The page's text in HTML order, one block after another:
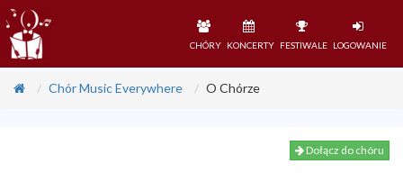
CHÓRY KONCERTY FESTIWALE LOGOWANIE
Chór Music Everywhere O Chórze
Dołącz do chóru